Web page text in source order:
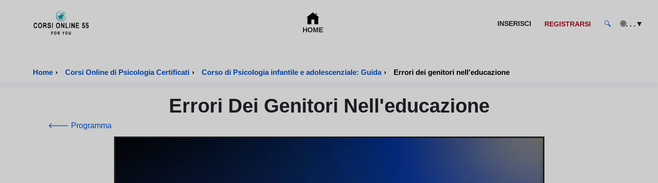
HOME
INSERISCI REGISTRARSI 🔍 🌐. . .▼
Home › Corsi Online di Psicologia Certificati › Corso di Psicologia infantile e adolescenziale: Guida › Errori dei genitori nell'educazione
Errori Dei Genitori Nell'educazione
🡐 Programma